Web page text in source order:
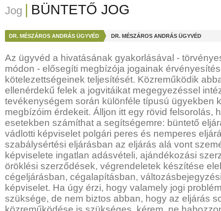
Jog | BÜNTETŐ JOG
DR. MÉSZÁROS ANDRÁS ÜGYVÉD DR. MÉSZÁROS ANDRÁS ÜGYVÉD
Az ügyvéd a hivatásának gyakorlásával -
módon - elősegíti megbízója jogainak
kötelezettségeinek teljesítését. Közreműködik
ellenérdekű felek a jogvitáikat megegyezéssel
tevékenységem során különféle típusú ügyekben
megbízóim érdekeit. Álljon itt egy rövid felsorolás,
esetekben számíthat a segítségemre: büntető
vádlotti képviselet polgári peres és nemperes
szabálysértési eljárásban az eljárás alá vont
képviselete ingatlan adásvételi, ajándékozási
öröklési szerződések, végrendeletek készítése
cégeljárásban, cégalapításban,
képviselet. Ha úgy érzi, hogy valamely jogi
szüksége, de nem biztos abban, hogy az eljárás